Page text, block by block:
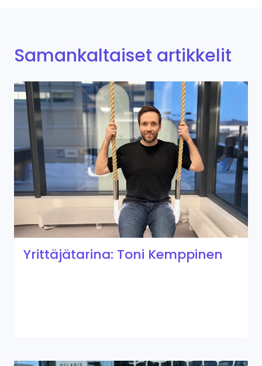
Samankaltaiset artikkelit
Yrittäjätarina: Toni Kemppinen